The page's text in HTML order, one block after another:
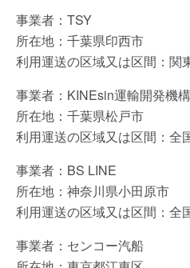
事業者：TSY
所在地：千葉県印西市
利用運送の区域又は区間：関
事業者：KINEsin運輸開発機構
所在地：千葉県松戸市
利用運送の区域又は区間：全
事業者：BS LINE
所在地：神奈川県小田原市
利用運送の区域又は区間：全
事業者：センコー汽船